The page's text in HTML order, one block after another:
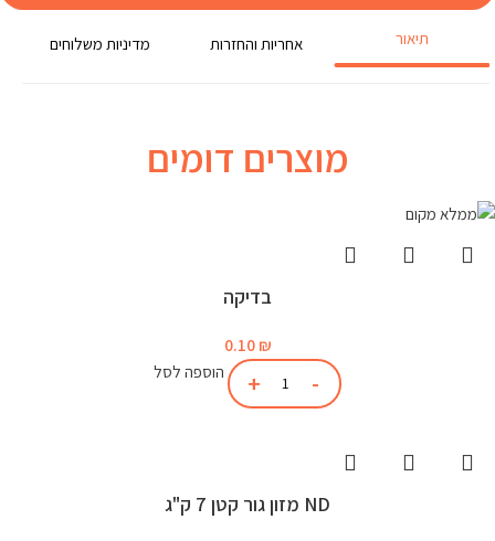
תיאור אחריות והחזרות מדיניות משלוחים
מוצרים דומים
בדיקה
0.10 ₪
הוספה לסל
ND מזון גור קטן 7 ק"ג